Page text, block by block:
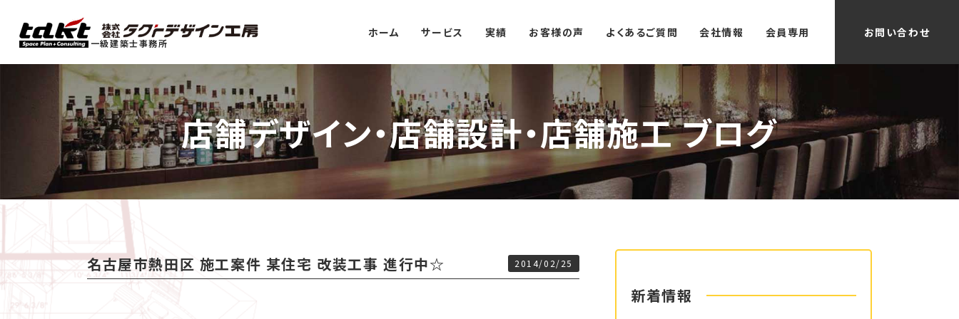
一級建築士事務所
ホーム サービス 実績 お客様の声 よくあるご質問 会社情報 会員専用 お問い合わせ
店舗デザイン・店舗設計・店舗施工 ブログ
名古屋市熱田区 施工案件 某住宅 改装工事 進行中☆ 2014/02/25
新着情報